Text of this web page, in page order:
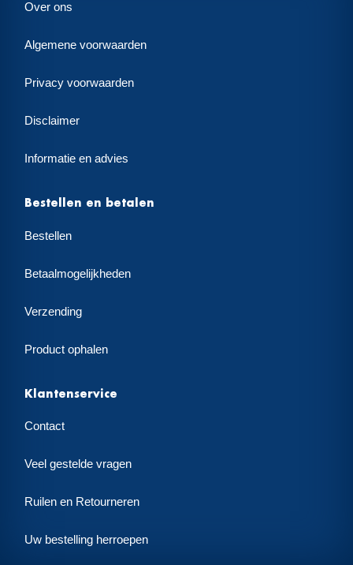
Over ons
Algemene voorwaarden
Privacy voorwaarden
Disclaimer
Informatie en advies
Bestellen en betalen
Bestellen
Betaalmogelijkheden
Verzending
Product ophalen
Klantenservice
Contact
Veel gestelde vragen
Ruilen en Retourneren
Uw bestelling herroepen